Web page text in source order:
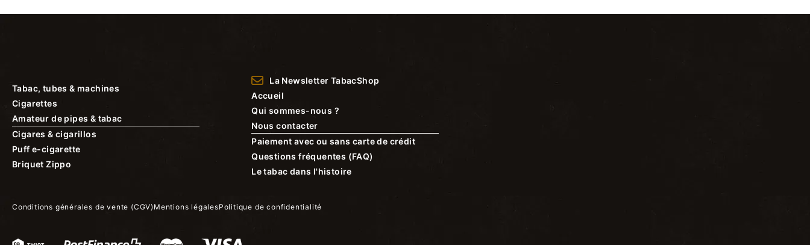
Tabac, tubes & machines
Cigarettes
Amateur de pipes & tabac
Cigares & cigarillos
Puff e-cigarette
Briquet Zippo
La Newsletter TabacShop
Accueil
Qui sommes-nous ?
Nous contacter
Paiement avec ou sans carte de crédit
Questions fréquentes (FAQ)
Le tabac dans l'histoire
Conditions générales de vente (CGV) Mentions légalesPolitique de confidentialité